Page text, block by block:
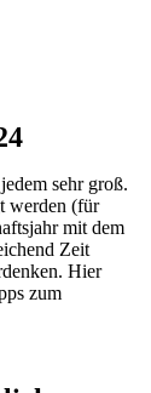
sehr groß.
werden (für
mit dem
Zeit
Hier
zum